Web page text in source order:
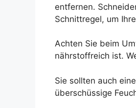
entfernen.
Schnittregel, um
Achten Sie beim
nährstoffreich ist.
Sie sollten auch
überschüssige